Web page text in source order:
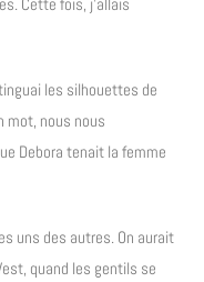
les silhouettes de
mot, nous nous
Debora tenait la femme
uns des autres. On aurait
quand les gentils se